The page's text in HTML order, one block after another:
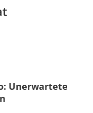
Unerwartete